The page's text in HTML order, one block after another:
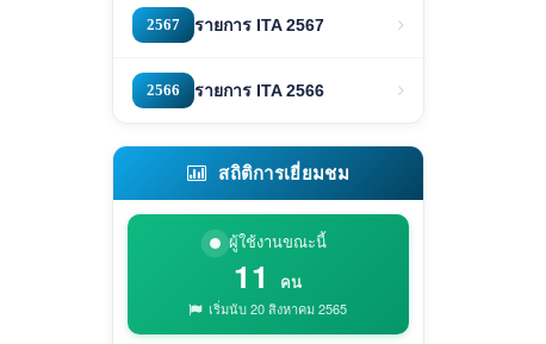
2567 รายการ ITA 2567
2566 รายการ ITA 2566
สถิติการเยี่ยมชม
ผู้ใช้งานขณะนี้
11 คน
เริ่มนับ 20 สิงหาคม 2565